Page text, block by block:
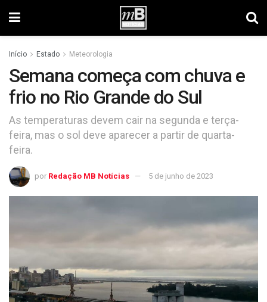
Início Estado Meteorologia
Semana começa com chuva e
frio no Rio Grande do Sul
As temperaturas devem cair na segunda e terça-
feira, mas o sol deve aparecer a partir de quarta-
feira.
por Redação MB Notícias 5 de junho de 2023